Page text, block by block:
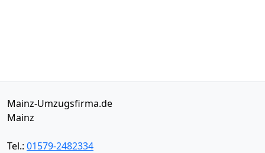
Mainz-Umzugsfirma.de
Mainz
Tel.: 01579-2482334